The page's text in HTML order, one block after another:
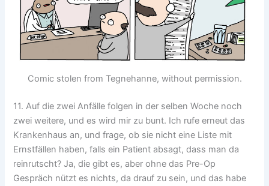
Comic stolen from Tegnehanne, without permission.
11. Auf die zwei Anfälle folgen in der selben Woche noch
zwei weitere, und es wird mir zu bunt. Ich rufe erneut das
Krankenhaus an, und frage, ob sie nicht eine Liste mit
Ernstfällen haben, falls ein Patient absagt, dass man da
reinrutscht? Ja, die gibt es, aber ohne das Pre-Op
Gespräch nützt es nichts, da drauf zu sein, und das habe